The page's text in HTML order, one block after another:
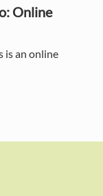
Online
is an online